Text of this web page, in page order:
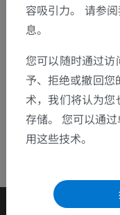
下载APP
容吸引力。 请参
息。
您可以随时通过
予、拒绝或撤回您
术，我们将认为
存储。 您可以通
用这些技术。